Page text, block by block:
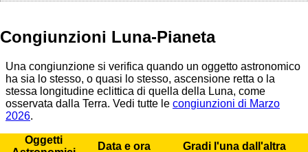
Congiunzioni Luna-Pianeta
Una congiunzione si verifica quando un oggetto astronomico
ha sia lo stesso, o quasi lo stesso, ascensione retta o la
stessa longitudine eclittica di quella della Luna, come
osservata dalla Terra. Vedi tutte le congiunzioni di Marzo
2026.
Oggetti
Data e ora Gradi l'una dall'altra